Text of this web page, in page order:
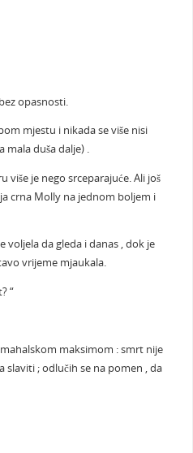
opasnosti.
mjestu i nikada se više nisi
mala duša dalje) .
više je nego srceparajuće. Ali još
crna Molly na jednom boljem i
voljela da gleda i danas , dok je
vrijeme mjaukala.
“
maksimom : smrt nije
slaviti ; odlučih se na pomen , da